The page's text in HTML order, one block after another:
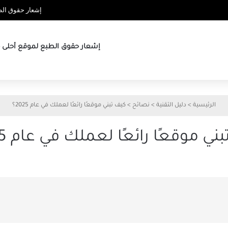
إشعار حقوق
إشعار حقوق الطبع لموقع أحلى
الرئيسية > دليل التقنية > نصائح > كيف تبني موقعًا رائعًا لعملك في عام 2025؟
موقعًا رائعًا لعملك في عام 2025؟